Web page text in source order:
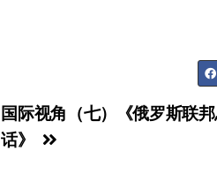
国际视角（七）《俄罗斯联
话》